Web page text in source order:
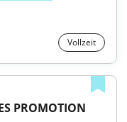
Vollzeit
PROMOTION